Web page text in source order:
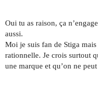
Oui tu as raison, ça
aussi.
Moi je suis fan de Stiga
rationnelle. Je crois surtout
une marque et qu’on ne